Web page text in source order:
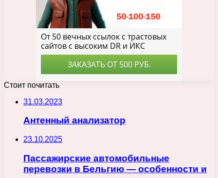
Стоит почитать
31.03.2023
Антенный анализатор
23.10.2025
Пассажирские автомобильные
перевозки в Бельгию — особенности и